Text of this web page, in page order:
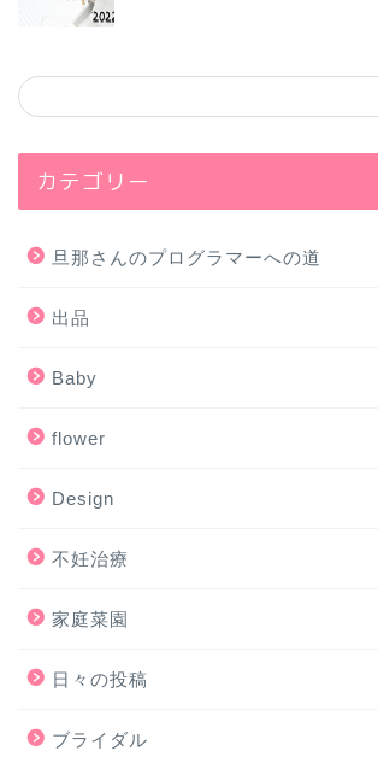
カテゴリー
旦那さんのプログラマーへの道
出品
Baby
flower
Design
不妊治療
家庭菜園
日々の投稿
ブライダル